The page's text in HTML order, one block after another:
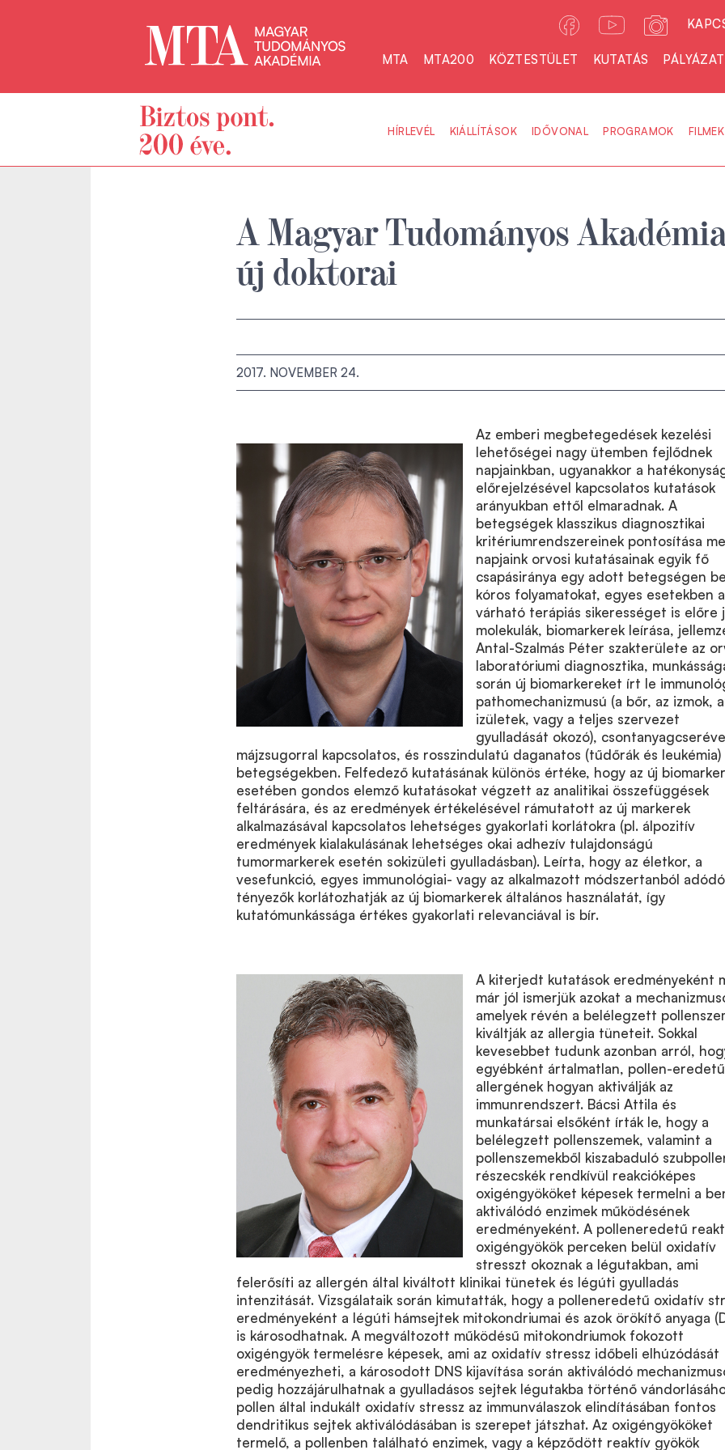
MTA MTA200 KÖZTESTÜLET KUTATÁS
HÍRLEVÉL KIÁLLÍTÁSOK IDŐVONAL PROGRAMOK FILMEK
A Magyar Tudományos
új doktorai
2017. NOVEMBER 24.
Az emberi megbetegedések kezelési
lehetőségei nagy ütemben fejlődnek
napjainkban, ugyanakkor a
előrejelzésével kapcsolatos kutatások
arányukban ettől elmaradnak. A
betegségek klasszikus diagnosztikai
kritériumrendszereinek pontosítása
napjaink orvosi kutatásainak egyik fő
csapásiránya egy adott betegségen
kóros folyamatokat, egyes esetekben a
várható terápiás sikerességet is előre
molekulák, biomarkerek leírása,
Antal-Szalmás Péter szakterülete az
laboratóriumi diagnosztika,
során új biomarkereket írt le
pathomechanizmusú (a bőr, az izmok,
izületek, vagy a teljes szervezet
gyulladását okozó),
májzsugorral kapcsolatos, és rosszindulatú daganatos (tűdőrák és leukémia)
betegségekben. Felfedező kutatásának különös értéke, hogy az új
esetében gondos elemző kutatásokat végzett az analitikai összefüggések
feltárására, és az eredmények értékelésével rámutatott az új markerek
alkalmazásával kapcsolatos lehetséges gyakorlati korlátokra (pl. álpozitív
eredmények kialakulásának lehetséges okai adhezív tulajdonságú
tumormarkerek esetén sokizületi gyulladásban). Leírta, hogy az életkor, a
vesefunkció, egyes immunológiai- vagy az alkalmazott módszertanból adódó
tényezők korlátozhatják az új biomarkerek általános használatát, így
kutatómunkássága értékes gyakorlati relevanciával is bír.
A kiterjedt kutatások eredményeként
már jól ismerjük azokat a
amelyek révén a belélegzett
kiváltják az allergia tüneteit. Sokkal
kevesebbet tudunk azonban arról,
egyébként ártalmatlan, pollen-eredetű
allergének hogyan aktiválják az
immunrendszert. Bácsi Attila és
munkatársai elsőként írták le, hogy a
belélegzett pollenszemek, valamint a
pollenszemekből kiszabaduló
részecskék rendkívül reakcióképes
oxigéngyököket képesek termelni a
aktiválódó enzimek működésének
eredményeként. A polleneredetű
oxigéngyökök perceken belül oxidatív
stresszt okoznak a légutakban, ami
felerősíti az allergén által kiváltott klinikai tünetek és légúti gyulladás
intenzitását. Vizsgálataik során kimutatták, hogy a polleneredetű oxidatív
eredményeként a légúti hámsejtek mitokondriumai és azok örökítő anyaga
is károsodhatnak. A megváltozott működésű mitokondriumok fokozott
oxigéngyök termelésre képesek, ami az oxidatív stressz időbeli elhúzódását
eredményezheti, a károsodott DNS kijavítása során aktiválódó
pedig hozzájárulhatnak a gyulladásos sejtek légutakba történő
pollen által indukált oxidatív stressz az immunválaszok elindításában fontos
dendritikus sejtek aktiválódásában is szerepet játszhat. Az oxigéngyököket
termelő, a pollenben található enzimek, vagy a képződött reaktív gyökök